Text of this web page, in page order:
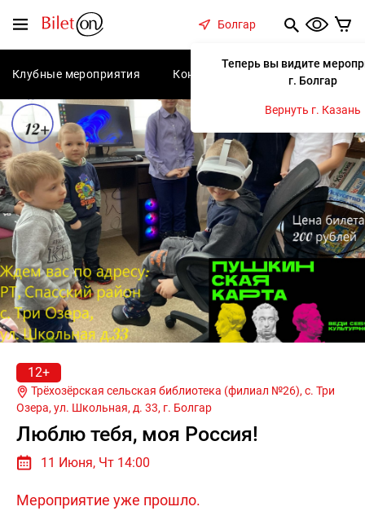
Меню
Болгар
Теперь вы видите
г. Болгар
Вернуть г. Казань
Клубные мероприятия Концерты Спектакли
12+
Озера, ул. Школьная, д. 33, г. Болгар
Люблю тебя, моя Россия!
11 Июня, Чт 14:00
Мероприятие уже прошло.